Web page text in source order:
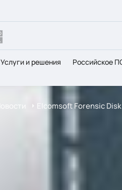
Услуги и решения Российское
Новости Elcomsoft Forensic